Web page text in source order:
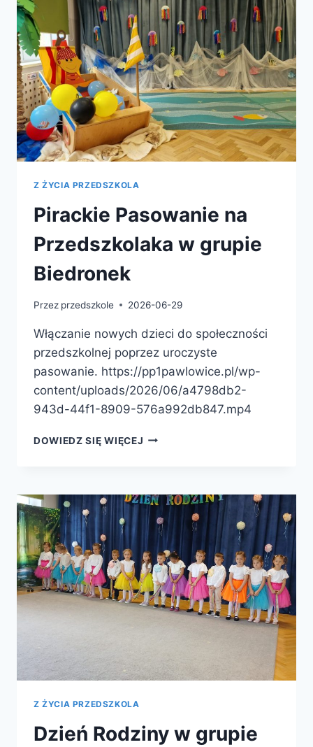
Z ŻYCIA PRZEDSZKOLA
Pirackie Pasowanie na
Przedszkolaka w grupie
Biedronek
Przez przedszkole 2026-06-29
Włączanie nowych dzieci do społeczności
przedszkolnej poprzez uroczyste
pasowanie. https://pp1pawlowice.pl/wp-
content/uploads/2026/06/a4798db2-
943d-44f1-8909-576a992db847.mp4
DOWIEDZ SIĘ WIĘCEJ
Z ŻYCIA PRZEDSZKOLA
Dzień Rodziny w grupie